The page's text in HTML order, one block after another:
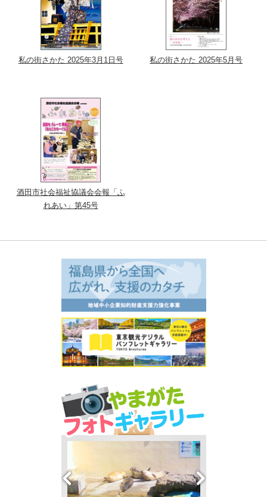
私の街さかた 2025年3月1日号 私の街さかた 2025年5月号
酒田市社会福祉協議会会報「ふ
れあい」第45号